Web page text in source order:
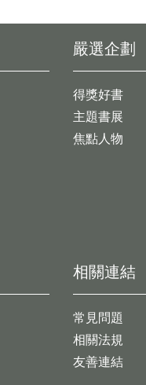
嚴選企劃
得獎好書
主題書展
焦點人物
相關連結
常見問題
相關法規
友善連結